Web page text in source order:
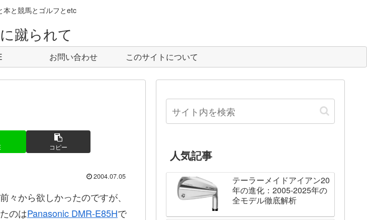
本と競馬とゴルフとetc
蹴られて
お問い合わせ このサイトについて
コピー
2004.07.05
から欲しかったのですが、
のはPanasonic DMR-E85Hで
人気記事
テーラーメイドアイアン20
年の進化：2005-2025年の
全モデル徹底解析